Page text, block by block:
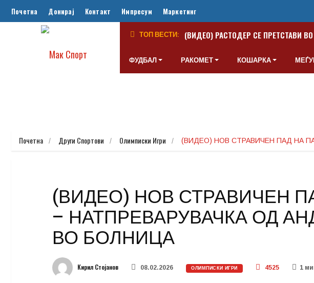
Почетна Донирај Контакт Импресум Маркетинг
ТОП ВЕСТИ: (ВИДЕО) РАСТОДЕР СЕ ПРЕТСТАВИ
ФУДБАЛ РАКОМЕТ КОШАРКА
Почетна Други Спортови Олимписки Игри (ВИДЕО) НОВ СТРАВИЧЕН ПАД НА
(ВИДЕО) НОВ СТРАВИЧЕН
– НАТПРЕВАРУВАЧКА ОД
ВО БОЛНИЦА
Кирил Стојанов 08.02.2026 ОЛИМПИСКИ ИГРИ 4525 1